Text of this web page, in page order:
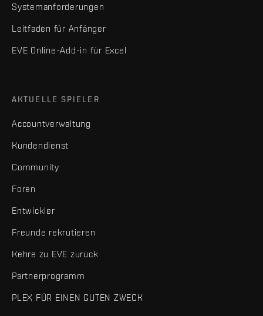
Systemanforderungen
Leitfaden für Anfänger
EVE Online-Add-in für Excel
AKTUELLE SPIELER
Accountverwaltung
Kundendienst
Community
Foren
Entwickler
Freunde rekrutieren
Kehre zu EVE zurück
Partnerprogramm
PLEX FÜR EINEN GUTEN ZWECK